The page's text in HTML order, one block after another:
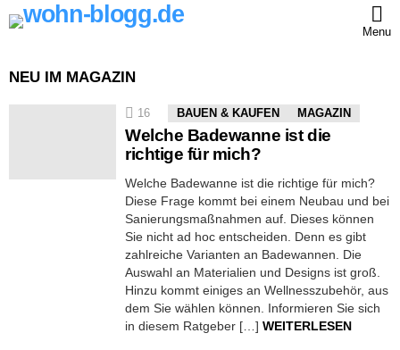
Menu
NEU IM MAGAZIN
16 BAUEN & KAUFEN MAGAZIN
Welche Badewanne ist die
richtige für mich?
Welche Badewanne ist die richtige für mich?
Diese Frage kommt bei einem Neubau und bei
Sanierungsmaßnahmen auf. Dieses können
Sie nicht ad hoc entscheiden. Denn es gibt
zahlreiche Varianten an Badewannen. Die
Auswahl an Materialien und Designs ist groß.
Hinzu kommt einiges an Wellnesszubehör, aus
dem Sie wählen können. Informieren Sie sich
in diesem Ratgeber […] WEITERLESEN